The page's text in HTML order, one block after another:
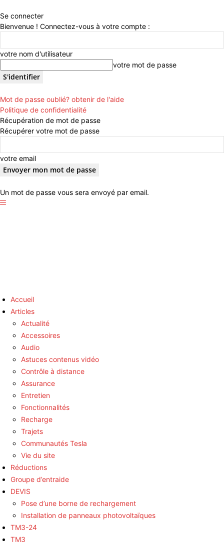
Se connecter
Bienvenue ! Connectez-vous à votre compte :
votre nom d'utilisateur
votre mot de passe
Mot de passe oublié? obtenir de l'aide
Politique de confidentialité
Récupération de mot de passe
Récupérer votre mot de passe
votre email
Un mot de passe vous sera envoyé par email.
Accueil
Articles
Actualité
Accessoires
Audio
Astuces contenus vidéo
Contrôle à distance
Assurance
Entretien
Fonctionnalités
Recharge
Trajets
Communautés Tesla
Vie du site
Réductions
Groupe d’entraide
DEVIS
Pose d’une borne de rechargement
Installation de panneaux photovoltaïques
TM3-24
TM3